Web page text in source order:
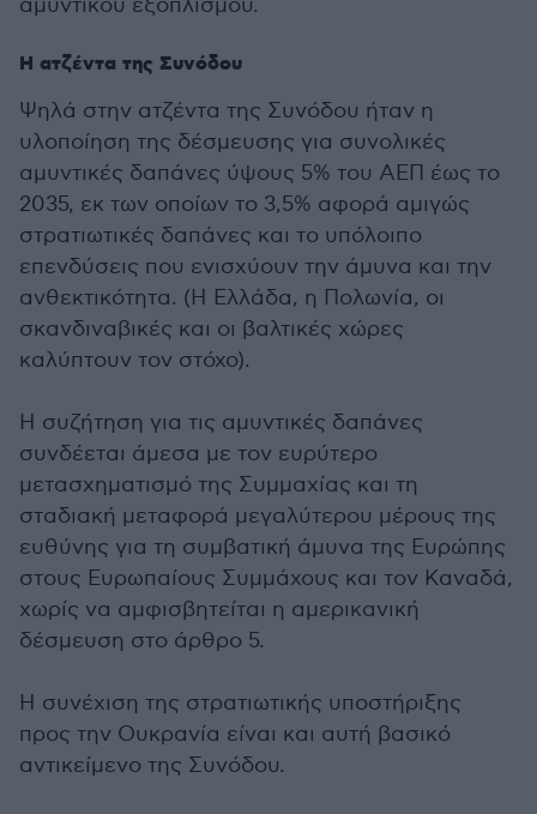
αμυντικού εξοπλισμού.
Η ατζέντα της Συνόδου
Ψηλά στην ατζέντα της Συνόδου ήταν η
υλοποίηση της δέσμευσης για συνολικές
αμυντικές δαπάνες ύψους 5% του ΑΕΠ έως το
2035, εκ των οποίων το 3,5% αφορά αμιγώς
στρατιωτικές δαπάνες και το υπόλοιπο
επενδύσεις που ενισχύουν την άμυνα και την
ανθεκτικότητα. (Η Ελλάδα, η Πολωνία, οι
σκανδιναβικές και οι βαλτικές χώρες
καλύπτουν τον στόχο).
Η συζήτηση για τις αμυντικές δαπάνες
συνδέεται άμεσα με τον ευρύτερο
μετασχηματισμό της Συμμαχίας και τη
σταδιακή μεταφορά μεγαλύτερου μέρους της
ευθύνης για τη συμβατική άμυνα της Ευρώπης
στους Ευρωπαίους Συμμάχους και τον Καναδά,
χωρίς να αμφισβητείται η αμερικανική
δέσμευση στο άρθρο 5.
Η συνέχιση της στρατιωτικής υποστήριξης
προς την Ουκρανία είναι και αυτή βασικό
αντικείμενο της Συνόδου.